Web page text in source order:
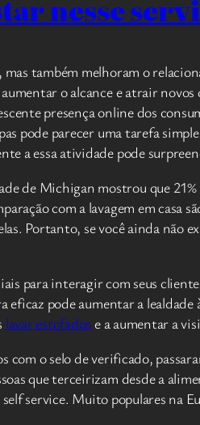
nesse
também melhoram o
o alcance e atrair
presença online dos
pode parecer uma tarefa
a essa atividade pode
de Michigan mostrou que
com a lavagem em casa
Portanto, se você ainda não
para interagir com seus
eficaz pode aumentar a
lavar estofados e a aumentar a
com o selo de verificado,
que terceirizam desde a
service. Muito populares na